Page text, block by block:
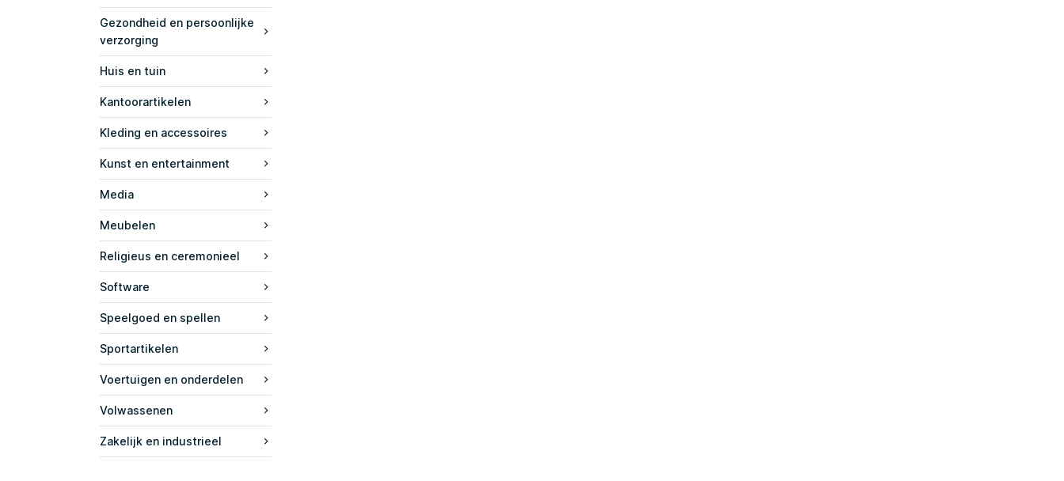
Gezondheid en persoonlijke
verzorging
Huis en tuin
Kantoorartikelen
Kleding en accessoires
Kunst en entertainment
Media
Meubelen
Religieus en ceremonieel
Software
Speelgoed en spellen
Sportartikelen
Voertuigen en onderdelen
Volwassenen
Zakelijk en industrieel